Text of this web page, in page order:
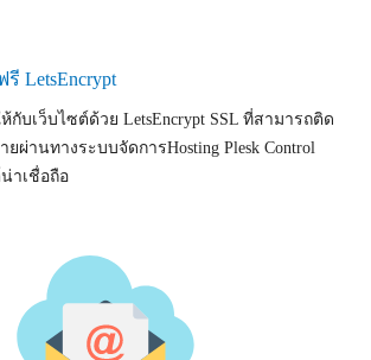
LetsEncrypt
กับเว็บไซต์ด้วย LetsEncrypt SSL ที่สามารถติด
ยผ่านทางระบบจัดการHosting Plesk Control
าเชื่อถือ